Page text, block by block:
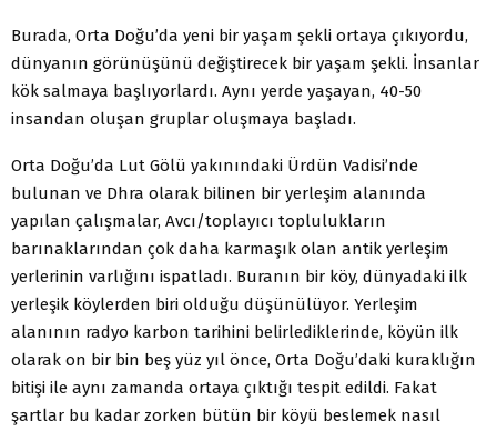
Burada, Orta Doğu’da yeni bir yaşam şekli ortaya çıkıyordu,
dünyanın görünüşünü değiştirecek bir yaşam şekli. İnsanlar
kök salmaya başlıyorlardı. Aynı yerde yaşayan, 40-50
insandan oluşan gruplar oluşmaya başladı.
Orta Doğu’da Lut Gölü yakınındaki Ürdün Vadisi’nde
bulunan ve Dhra olarak bilinen bir yerleşim alanında
yapılan çalışmalar, Avcı/toplayıcı toplulukların
barınaklarından çok daha karmaşık olan antik yerleşim
yerlerinin varlığını ispatladı. Buranın bir köy, dünyadaki ilk
yerleşik köylerden biri olduğu düşünülüyor. Yerleşim
alanının radyo karbon tarihini belirlediklerinde, köyün ilk
olarak on bir bin beş yüz yıl önce, Orta Doğu’daki kuraklığın
bitişi ile aynı zamanda ortaya çıktığı tespit edildi. Fakat
şartlar bu kadar zorken bütün bir köyü beslemek nasıl